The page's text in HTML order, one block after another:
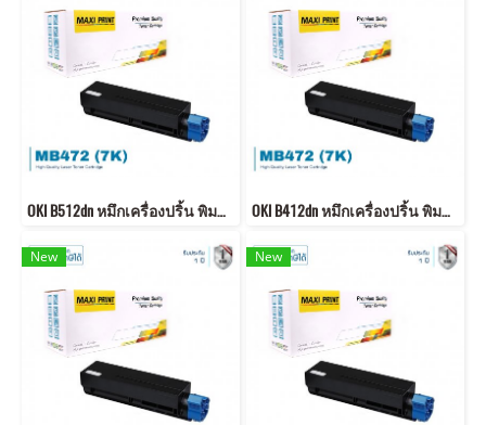
OKI B512dn หมึกเครื่องปริ้น พิมพ์คมชัด รับประกัน 1 ปี! OKI B412dn หมึกเครื่องปริ้น พิมพ์คมชัด รับประกัน 1 ปี!
New New